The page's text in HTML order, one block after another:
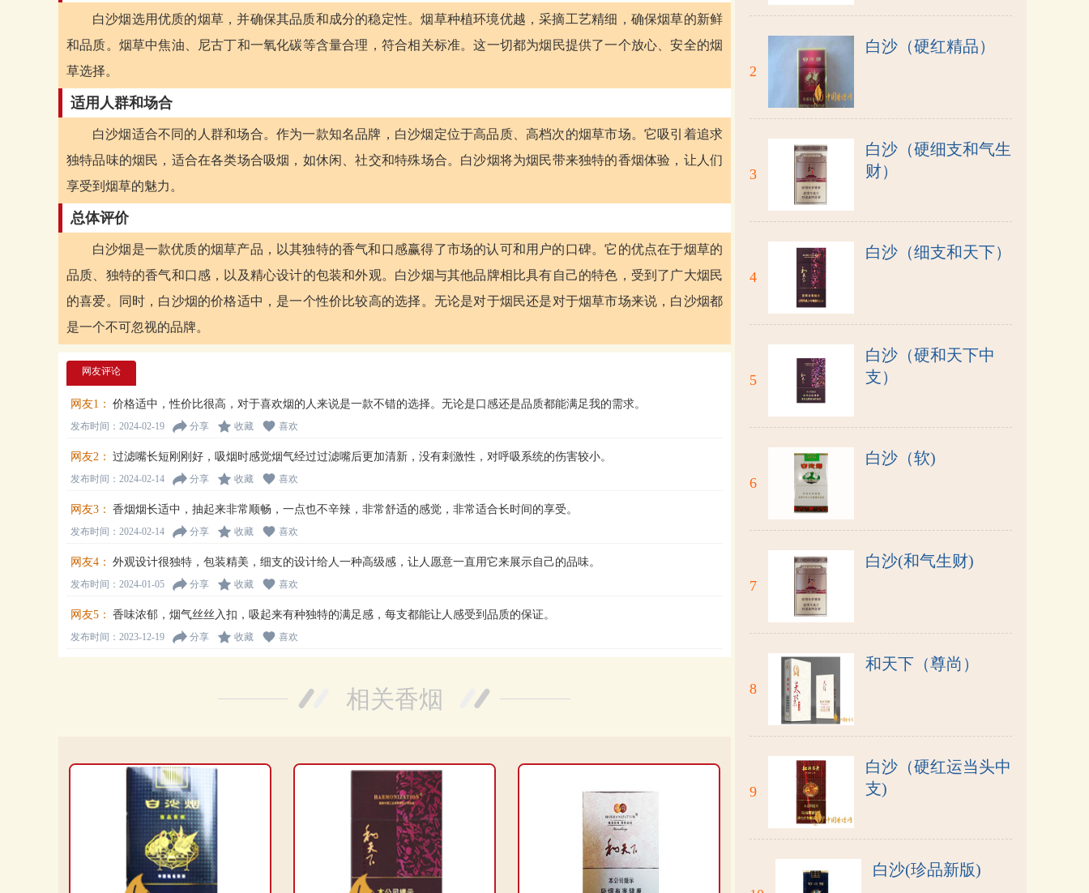
白沙烟选用优质的烟草，并确保其品质和成分的稳定性。烟草种植环境优越，采摘工艺精细，确保烟草的新鲜
和品质。烟草中焦油、尼古丁和一氧化碳等含量合理，符合相关标准。这一切都为烟民提供了一个放心、安全的烟
草选择。
适用人群和场合
白沙烟适合不同的人群和场合。作为一款知名品牌，白沙烟定位于高品质、高档次的烟草市场。它吸引着追求
独特品味的烟民，适合在各类场合吸烟，如休闲、社交和特殊场合。白沙烟将为烟民带来独特的香烟体验，让人们
享受到烟草的魅力。
总体评价
白沙烟是一款优质的烟草产品，以其独特的香气和口感赢得了市场的认可和用户的口碑。它的优点在于烟草的
品质、独特的香气和口感，以及精心设计的包装和外观。白沙烟与其他品牌相比具有自己的特色，受到了广大烟民
的喜爱。同时，白沙烟的价格适中，是一个性价比较高的选择。无论是对于烟民还是对于烟草市场来说，白沙烟都
是一个不可忽视的品牌。
网友评论
网友1： 价格适中，性价比很高，对于喜欢烟的人来说是一款不错的选择。无论是口感还是品质都能满足我的需求。
发布时间：2024-02-19 分享 收藏 喜欢
网友2： 过滤嘴长短刚刚好，吸烟时感觉烟气经过过滤嘴后更加清新，没有刺激性，对呼吸系统的伤害较小。
发布时间：2024-02-14 分享 收藏 喜欢
网友3： 香烟烟长适中，抽起来非常顺畅，一点也不辛辣，非常舒适的感觉，非常适合长时间的享受。
发布时间：2024-02-14 分享 收藏 喜欢
网友4： 外观设计很独特，包装精美，细支的设计给人一种高级感，让人愿意一直用它来展示自己的品味。
发布时间：2024-01-05 分享 收藏 喜欢
网友5： 香味浓郁，烟气丝丝入扣，吸起来有种独特的满足感，每支都能让人感受到品质的保证。
发布时间：2023-12-19 分享 收藏 喜欢
相关香烟
2
白沙（硬红精品）
3
白沙（硬细支和气生
财）
4
白沙（细支和天下）
5
白沙（硬和天下中
支）
6
白沙（软)
7
白沙(和气生财)
8
和天下（尊尚）
9
白沙（硬红运当头中
支)
白沙(珍品新版)